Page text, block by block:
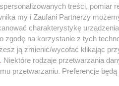
innym. Dla jednych to kilka
na plaży. Niektórzy przyjemność
maraton. Ktoś zadba
spa we własnej łazience.
by czuć się dla siebie ważną
treści, pomiar
my i Zaufani Partnerzy
charakterystykę
na korzystanie z tych
ją zmienić/wycofać klikając
. Niektóre rodzaje przetwarzania
przetwarzaniu. Preferencje